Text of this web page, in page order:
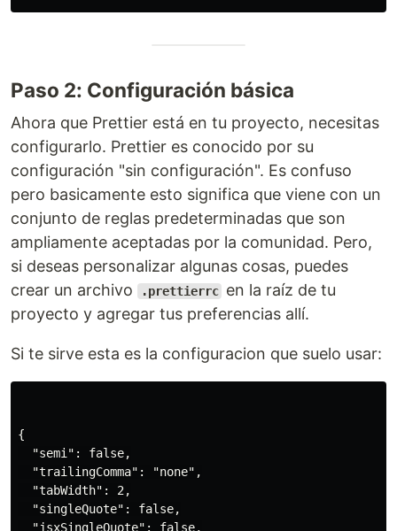
Paso 2: Configuración básica
Ahora que Prettier está en tu proyecto, necesitas
configurarlo. Prettier es conocido por su
configuración "sin configuración". Es confuso
pero basicamente esto significa que viene con un
conjunto de reglas predeterminadas que son
ampliamente aceptadas por la comunidad. Pero,
si deseas personalizar algunas cosas, puedes
crear un archivo
.prettierrc en la raíz de tu
proyecto y agregar tus preferencias allí.
Si te sirve esta es la configuracion que suelo usar:
{
  "semi": false,
  "trailingComma": "none",
  "tabWidth": 2,
  "singleQuote": false,
  "jsxSingleQuote": false,